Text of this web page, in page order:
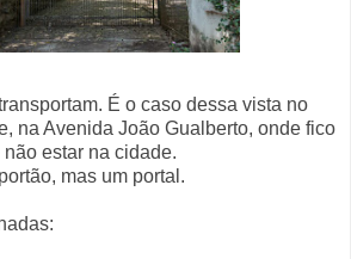
É o caso dessa vista no
na Avenida João Gualberto, onde fico
estar na cidade.
mas um portal.